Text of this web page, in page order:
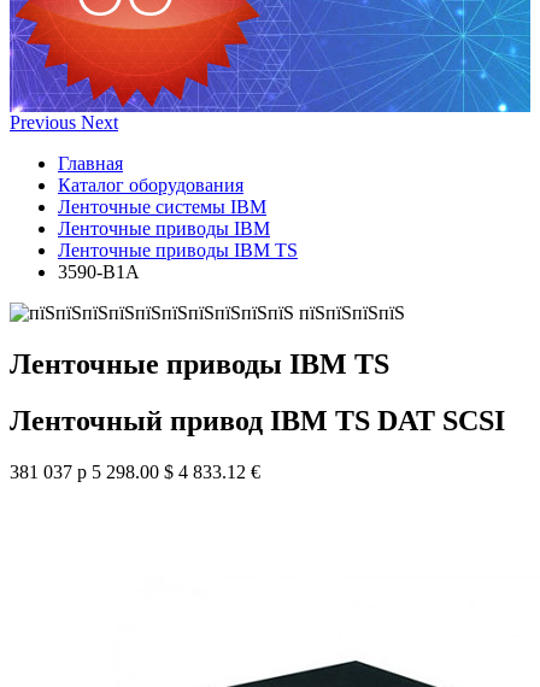
Previous Next
Главная
Каталог оборудования
Ленточные системы IBM
Ленточные приводы IBM
Ленточные приводы IBM TS
3590-B1A
Ленточные приводы IBM TS
Ленточный привод IBM TS DAT SCSI
381 037 р 5 298.00 $ 4 833.12 €